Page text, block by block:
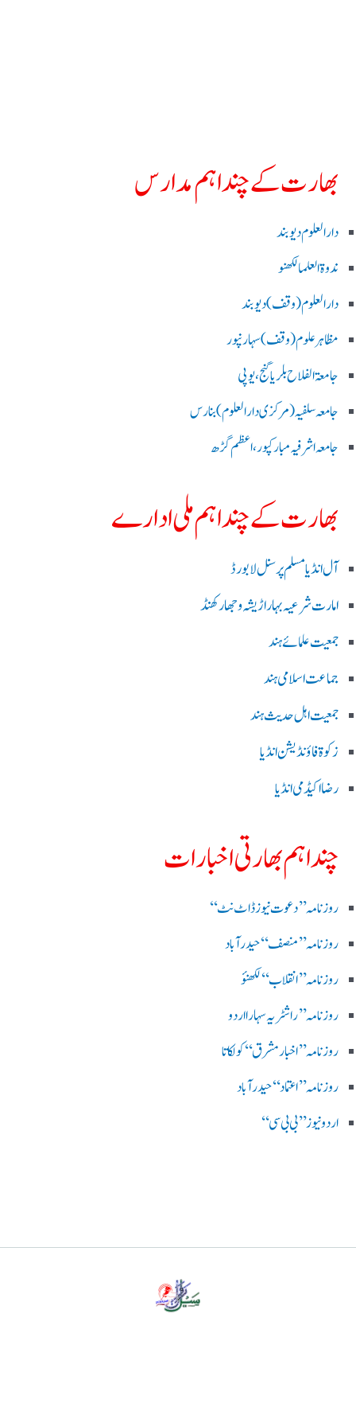
بھارت کے چند اہم مدارس
دارالعلوم دیوبند
ندوۃالعلما لکھنو
دارالعلوم (وقف)دیوبند
مظاہرعلوم (وقف)سہارنپور
جامعۃ الفلاح بلریاگنج،یوپی
جامعہ سلفیہ(مرکزی دارالعلوم )بنارس
جامعہ اشرفیہ مبارکپور،اعظم گڑھ
بھارت کے چند اہم ملی ادارے
آل انڈیا مسلم پرسنل لا بورڈ
امارت شرعیہ بہار اڑیشہ و جھارکھنڈ
جمعیت علمائے ہند
جماعت اسلامی ہند
جمعیت اہل حدیث ہند
زکوۃ فاؤنڈیشن انڈیا
رضا اکیڈمی انڈیا
چند اہم بھارتی اخبارات
روز نامہ ’’ دعوت نیوز ڈاٹ نٹ‘‘
روزنامہ ’’ منصف‘‘ حیدر آباد
روزنامہ ’’ انقلاب‘‘ لکھنؤ
روز نامہ ’’راشٹریہ سہارا اردو
روزنامہ ’’اخبارمشرق‘‘ کولکاتا
روزنامہ ’’اعتماد‘‘ حیدرآباد
اردو نیوز ’’بی بی سی‘‘